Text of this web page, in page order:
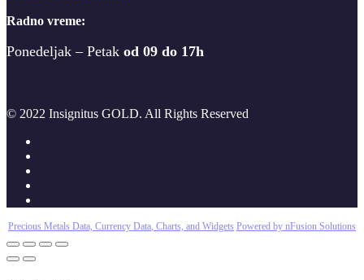
Radno vreme:
Ponedeljak – Petak od 09 do 17h
© 2022 Insignitus GOLD. All Rights Reserved
Precious Metals Data, Currency Data, Charts, and Widgets Powered by nFusion Solutions